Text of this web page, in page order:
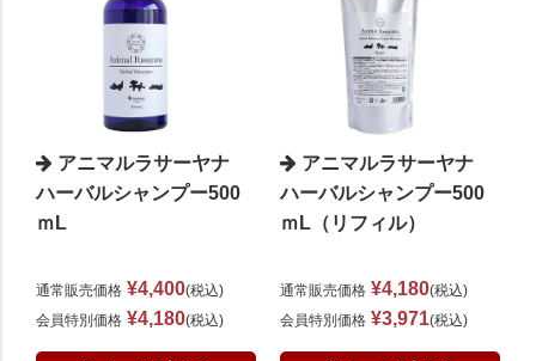
アニマルラサーヤナ
ハーバルシャンプー500
ｍL
通常販売価格 ¥4,400 税込
会員特別価格 ¥4,180 税込
アニマルラサーヤナ
ハーバルシャンプー500
ｍL（リフィル）
通常販売価格 ¥4,180 税込
会員特別価格 ¥3,971 税込